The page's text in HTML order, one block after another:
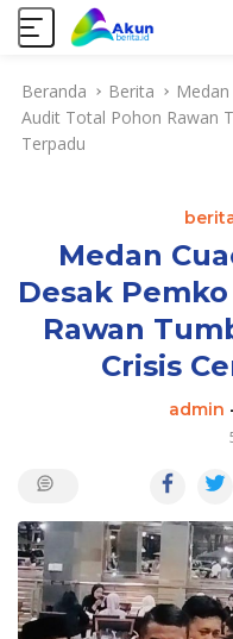
Beranda Berita
Audit Total Pohon Rawan
Terpadu
Medan
Desak
Rawan
Crisis
admin